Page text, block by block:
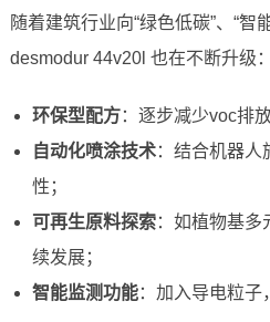
随着建筑行业向“绿色低碳”、“智
desmodur 44v20l 也在不断升级：
环保型配方：逐步减少voc排
自动化喷涂技术：结合机器人
性；
可再生原料探索：如植物基多
续发展；
智能监测功能：加入导电粒子